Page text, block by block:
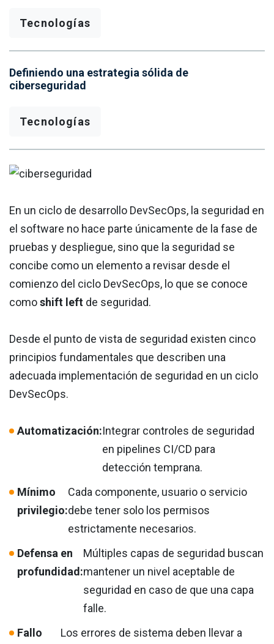
Tecnologías
Definiendo una estrategia sólida de
ciberseguridad
Tecnologías
En un ciclo de desarrollo DevSecOps, la seguridad en
el software no hace parte únicamente de la fase de
pruebas y despliegue, sino que la seguridad se
concibe como un elemento a revisar desde el
comienzo del ciclo DevSecOps, lo que se conoce
comoshift left de seguridad.
Desde el punto de vista de seguridad existen cinco
principios fundamentales que describen una
adecuada implementación de seguridad en un ciclo
DevSecOps.
Automatización:Integrar controles de seguridad
en pipelines CI/CD para
detección temprana.
Mínimo
privilegio:
Cada componente, usuario o servicio
debe tener solo los permisos
estrictamente necesarios.
Defensa en
profundidad:
Múltiples capas de seguridad buscan
mantener un nivel aceptable de
seguridad en caso de que una capa
falle.
Fallo
Los errores de sistema deben llevar a